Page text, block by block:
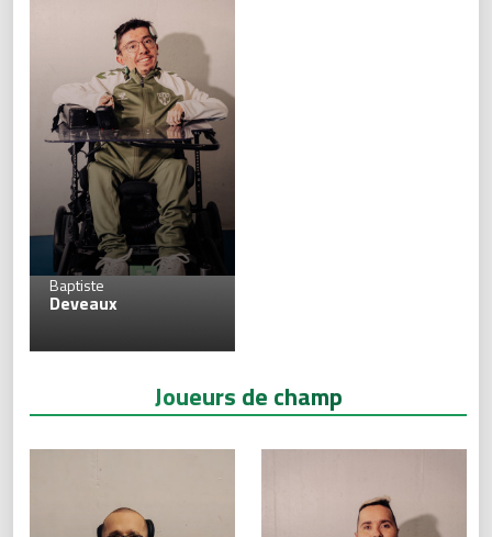
Baptiste
Deveaux
Joueurs de champ